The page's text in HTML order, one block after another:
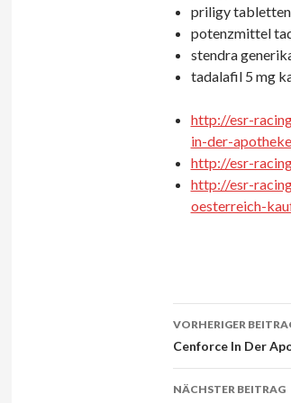
priligy
potenzmittel
stendra
tadalafil 5 mg
http://esr-
in-der-
http://esr-
http://esr-
oesterreich-
Beitrags-
Navigation
VORHERIGER
Cenforce In Der
NÄCHSTER BEITRAG